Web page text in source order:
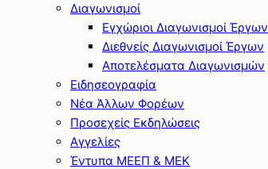
Διαγωνισμοί
Εγχώριοι Διαγωνισμοί Έργων
Διεθνείς Διαγωνισμοί Έργων
Αποτελέσματα Διαγωνισμών
Ειδησεογραφία
Νέα Άλλων Φορέων
Προσεχείς Εκδηλώσεις
Αγγελίες
Έντυπα ΜΕΕΠ & ΜΕΚ